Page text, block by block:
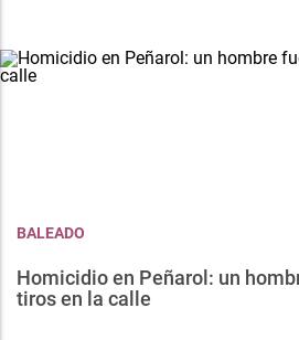
BALEADO
Homicidio en Peñarol: un
tiros en la calle